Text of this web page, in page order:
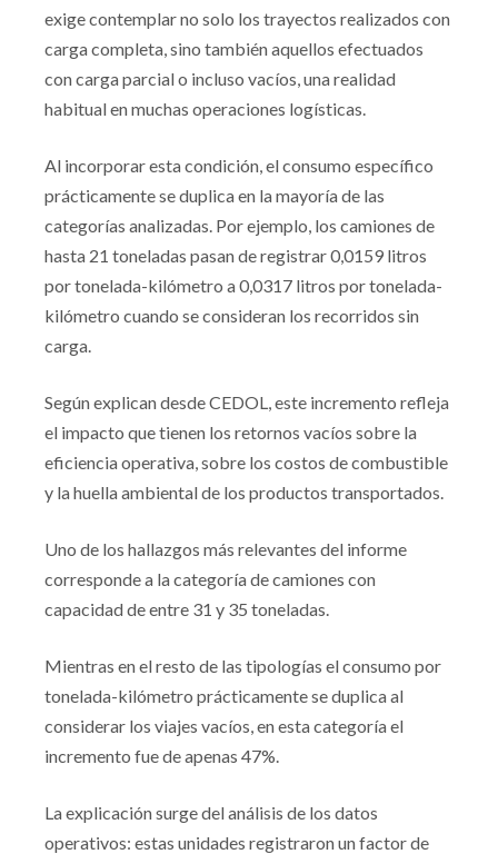
exige contemplar no solo los trayectos realizados con
carga completa, sino también aquellos efectuados
con carga parcial o incluso vacíos, una realidad
habitual en muchas operaciones logísticas.
Al incorporar esta condición, el consumo específico
prácticamente se duplica en la mayoría de las
categorías analizadas. Por ejemplo, los camiones de
hasta 21 toneladas pasan de registrar 0,0159 litros
por tonelada-kilómetro a 0,0317 litros por tonelada-
kilómetro cuando se consideran los recorridos sin
carga.
Según explican desde CEDOL, este incremento refleja
el impacto que tienen los retornos vacíos sobre la
eficiencia operativa, sobre los costos de combustible
y la huella ambiental de los productos transportados.
Uno de los hallazgos más relevantes del informe
corresponde a la categoría de camiones con
capacidad de entre 31 y 35 toneladas.
Mientras en el resto de las tipologías el consumo por
tonelada-kilómetro prácticamente se duplica al
considerar los viajes vacíos, en esta categoría el
incremento fue de apenas 47%.
La explicación surge del análisis de los datos
operativos: estas unidades registraron un factor de